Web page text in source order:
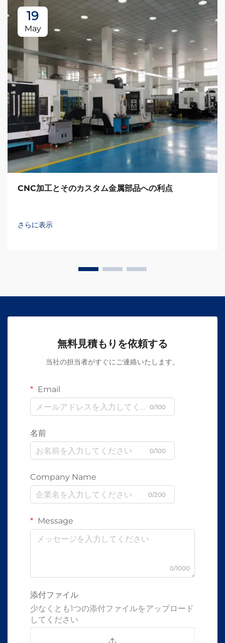
19
May
CNC加工とそのカスタム金属部品への利点
さらに表示
無料見積もりを依頼する
当社の担当者がすぐにご連絡いたします。
Email
0/100
名前
0/100
Company Name
0/200
Message
0/1000
添付ファイル
少なくとも1つの添付ファイルをアップロード
してください